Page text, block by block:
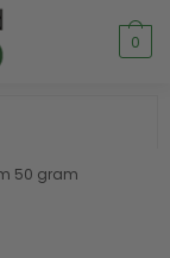
0
50 gram